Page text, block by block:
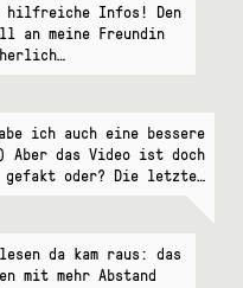
hilfreiche Infos! Den
an meine Freundin
ich auch eine bessere
Aber das Video ist doch
gefakt oder? Die letzte…
da kam raus: das
mit mehr Abstand